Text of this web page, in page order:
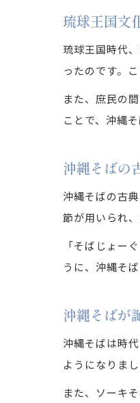
琉球王国文
琉球王国時代
ったのです。
また、庶民の
ことで、沖縄
沖縄そばの
沖縄そばの古
節が用いられ
「そばじょー
うに、沖縄そ
沖縄そばが
沖縄そばは時
ようになりま
また、ソーキ